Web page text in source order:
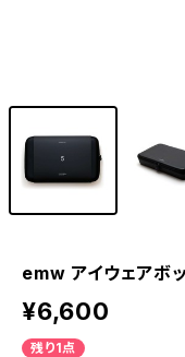
emw アイウェアボ
¥6,600
残り1点